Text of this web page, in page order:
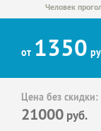
Человек
от 1350
Цена без скидки:
21000 руб.